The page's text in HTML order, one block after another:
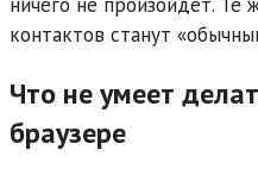
контактов станут
Что не умеет
браузере